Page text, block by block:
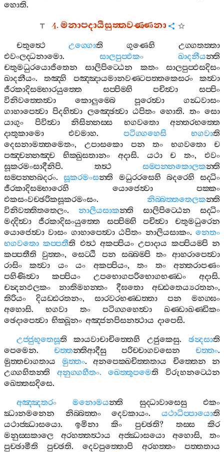
හොති.
4.මනාපදායීසුත‍්තවණ‍්ණනා
චතුත්‍ථෙ උග‍්ගොති ගුණෙහි
උග‍්ගතත‍්තා
එවංලද‍්ධනාමො. සාලපුප‍්ඵකං ඛාදනීයන‍්ති
චතුමධුරයොජිතෙන
සාලිපිට‍්ඨෙන කතං
සාලපුප‍්ඵසදිසං
ඛාදනීයං.තඤ‍්හි පඤ‍්ඤායමානවණ‍්ටපත‍්තකෙසරං
කත්‍වා
ජීරකාදිසම‍්භාරයුත‍්තෙ
සප‍්පිම‍්හි පචිත්‍වා
සප‍්පිං
විනිවත‍්තෙත්‍වා
කොලුම‍්බෙ පූරෙත්‍වා
ගන්‍ධවාසං
ගාහාපෙත්‍වා පිදහිත්‍වා ලඤ‍්ඡෙත්‍වා ඨපිතං හොති. තං සො
යාගුං
පිවිත්‍වා නිසින‍්නස‍්ස භගවතො
අන‍්තරභත‍්තෙ
දාතුකාමො
එවමාහ. පටිග‍්ගහෙසි භගවාති
දෙසනාමත‍්තමෙතං, උපාසකො පන තං භගවතො
ච
පඤ‍්චන‍්නඤ‍්ච
භික‍්ඛුසතානං අදාසි. යථා ච තං,එවං
සූකරමංසාදීනිපි. තත්‍ථ සම‍්පන‍්නකොලකන‍්ති
සම‍්පන‍්නබදරං.සූකරමංසන‍්ති මධුරරසෙහි බදරෙහි
සද‍්ධිං
ජීරකාදිසම‍්භාරෙහි
යොජෙත්‍වා
පක‍්කං
එකසංවච‍්ඡරිකසූකරමංසං. නිබ‍්බත‍්තතෙලකන‍්ති
විනිවත‍්තිතතෙලං. නාලියසාකන‍්ති සාලිපිට‍්ඨෙන
සද‍්ධිං
මද‍්දිත්‍වා
ජීරකාදිසංයුත‍්තෙ සප‍්පිම‍්හි පචිත්‍වා
චතුමධුරෙන
යොජෙත්‍වා වාසං ගාහාපෙත්‍වා ඨපිතං නාලියසාකං.නෙතං
භගවතො කප‍්පතීති එත්‍ථ අකප‍්පියං උපාදාය කප‍්පියම‍්පි න
කප‍්පතීති
වුත‍්තං,සෙට‍්ඨි පන සබ‍්බම‍්පි තං ආහරාපෙත්‍වා
රාසිං
කත්‍වා යං යං අකප‍්පියං,තං තං
අන‍්තරාපණං
පහිණිත්‍වා
කප‍්පියං උපභොගපරිභොගභණ‍්ඩං අදාසි.
චන්‍දනඵලකං
නාතිමහන‍්තං දීඝතො අඩ‍්ඪතෙය්‍යරතනං,
තිරියං
දියඩ‍්ඪරතනං, සාරවරභණ‍්ඩත‍්තා පන
මහග‍්ඝං
අහොසි.භගවා තං පටිග‍්ගහෙත්‍වා
ඛණ‍්ඩාඛණ‍්ඩිකං
ඡෙදාපෙත්‍වා භික‍්ඛූනං අඤ‍්ජනපිසනත්‍ථාය දාපෙසි.
උජ‍්ජුභූතෙසූති කායවාචාචිත‍්තෙහි උජුකෙසු.ඡන්‍දසාති
පෙමෙන. චත‍්තන‍්තිආදීසු පරිච‍්චාගවසෙන චත‍්තං.
මුත‍්තචාගතාය
මුත‍්තං. අනපෙක‍්ඛචිත‍්තතාය චිත‍්තෙන
න
උග‍්ගහිතන‍්ති
අනුග‍්ගහීතං.ඛෙත‍්තූපමෙති
විරුහනට‍්ඨෙන
ඛෙත‍්තසදිසෙ.
අඤ‍්ඤතරං
මනොමයන‍්ති සුද‍්ධාවාසෙසු
එකං
ඣානමනෙන
නිබ‍්බත‍්තං දෙවකායං.යථාධිප‍්පායොති
යථාජ‍්ඣාසයො.ඉමිනා කිං පුච‍්ඡති? තස‍්ස
කිර
මනුස‍්සකාලෙ
අරහත‍්තත්‍ථාය අජ‍්ඣාසයො අහොසි, තං
පුච‍්ඡාමීති
පුච‍්ඡති. දෙවපුත‍්තොපි අරහත‍්තං
පත‍්තතාය